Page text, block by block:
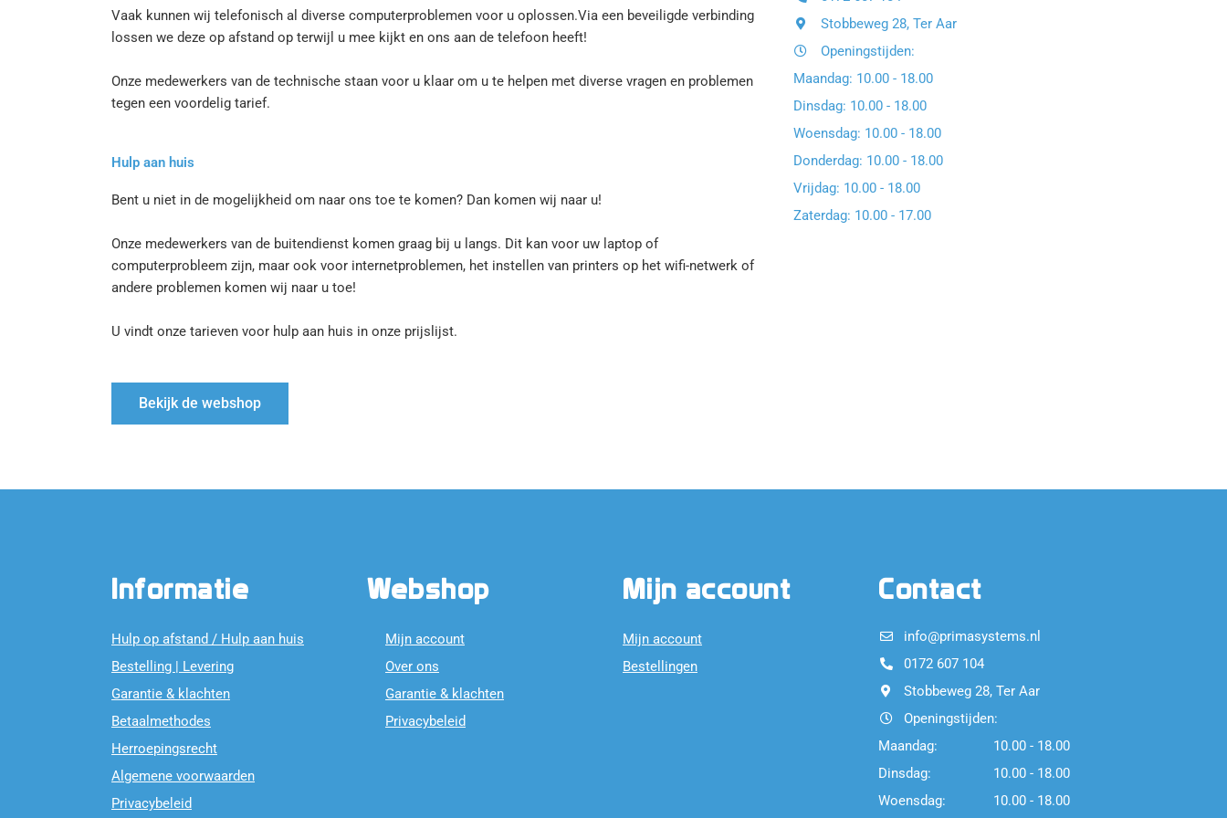
Vaak kunnen wij telefonisch al diverse computerproblemen voor u oplossen.Via een beveiligde verbinding
lossen we deze op afstand op terwijl u mee kijkt en ons aan de telefoon heeft!
Onze medewerkers van de technische staan voor u klaar om u te helpen met diverse vragen en problemen
tegen een voordelig tarief.
Hulp aan huis
Bent u niet in de mogelijkheid om naar ons toe te komen? Dan komen wij naar u!
Onze medewerkers van de buitendienst komen graag bij u langs. Dit kan voor uw laptop of
computerprobleem zijn, maar ook voor internetproblemen, het instellen van printers op het wifi-netwerk of
andere problemen komen wij naar u toe!
U vindt onze tarieven voor hulp aan huis in onze prijslijst.
Bekijk de webshop
Stobbeweg 28, Ter Aar
Openingstijden:
Maandag: 10.00 - 18.00
Dinsdag: 10.00 - 18.00
Woensdag: 10.00 - 18.00
Donderdag: 10.00 - 18.00
Vrijdag: 10.00 - 18.00
Zaterdag: 10.00 - 17.00
Informatie
Hulp op afstand / Hulp aan huis
Bestelling | Levering
Garantie & klachten
Betaalmethodes
Herroepingsrecht
Algemene voorwaarden
Privacybeleid
Webshop
Mijn account
Over ons
Garantie & klachten
Privacybeleid
Mijn account
Mijn account
Bestellingen
Contact
info@primasystems.nl
0172 607 104
Stobbeweg 28, Ter Aar
Openingstijden:
Maandag:
10.00 - 18.00
Dinsdag:
10.00 - 18.00
Woensdag:
10.00 - 18.00